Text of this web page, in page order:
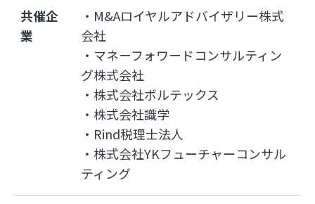
共催企
業
・M&Aロイヤルアドバイザリー株式
会社
・マネーフォワードコンサルティン
グ株式会社
・株式会社ボルテックス
・株式会社識学
・Rind税理士法人
・株式会社YKフューチャーコンサル
ティング